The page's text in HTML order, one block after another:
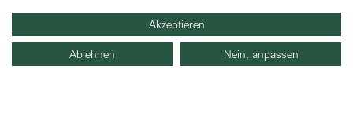
Akzeptieren
Ablehnen Nein, anpassen